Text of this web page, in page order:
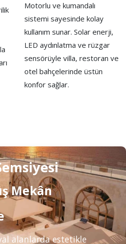
Motorlu ve kumandalı
sistemi sayesinde kolay
kullanım sunar. Solar enerji,
LED aydınlatma ve rüzgar
sensörüyle villa, restoran ve
otel bahçelerinde üstün
konfor sağlar.
Mekân
alanlarda estetikle